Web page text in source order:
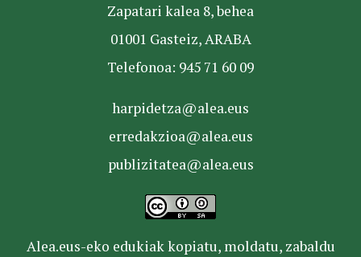
Zapatari kalea 8, behea
01001 Gasteiz, ARABA
Telefonoa: 945 71 60 09
harpidetza@alea.eus
erredakzioa@alea.eus
publizitatea@alea.eus
Alea.eus-eko edukiak kopiatu, moldatu, zabaldu